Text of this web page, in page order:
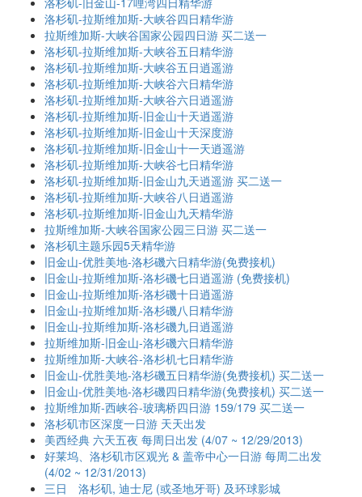
洛杉矶-拉斯维加斯-大峡谷四日精华游
拉斯维加斯-大峡谷国家公园四日游 买二送一
洛杉矶-拉斯维加斯-大峡谷五日精华游
洛杉矶-拉斯维加斯-大峡谷五日逍遥游
洛杉矶-拉斯维加斯-大峡谷六日精华游
洛杉矶-拉斯维加斯-大峡谷六日逍遥游
洛杉矶-拉斯维加斯-旧金山十天逍遥游
洛杉矶-拉斯维加斯-旧金山十天深度游
洛杉矶-拉斯维加斯-旧金山十一天逍遥游
洛杉矶-拉斯维加斯-大峡谷七日精华游
洛杉矶-拉斯维加斯-旧金山九天逍遥游 买二送一
洛杉矶-拉斯维加斯-大峡谷八日逍遥游
洛杉矶-拉斯维加斯-旧金山九天精华游
拉斯维加斯-大峡谷国家公园三日游 买二送一
洛杉矶主题乐园5天精华游
旧金山-优胜美地-洛杉磯六日精华游(免费接机)
旧金山-拉斯维加斯-洛杉磯七日逍遥游 (免费接机)
旧金山-拉斯维加斯-洛杉磯十日逍遥游
旧金山-拉斯维加斯-洛杉磯八日精华游
旧金山-拉斯维加斯-洛杉磯九日逍遥游
拉斯维加斯-旧金山-洛杉磯六日精华游
拉斯维加斯-大峡谷-洛杉机七日精华游
旧金山-优胜美地-洛杉磯五日精华游(免费接机) 买二送一
旧金山-优胜美地-洛杉磯四日精华游(免费接机) 买二送一
拉斯维加斯-西峡谷-玻璃桥四日游 159/179 买二送一
洛杉矶市区深度一日游 天天出发
美西经典 六天五夜 每周日出发 (4/07 ~ 12/29/2013)
好莱坞、洛杉矶市区观光 & 盖帝中心一日游 每周二出发
(4/02 ~ 12/31/2013)
三日 洛杉矶, 迪士尼 (或圣地牙哥) 及环球影城